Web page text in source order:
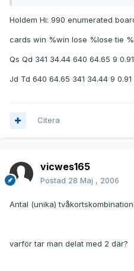
Holdem Hi: 990 enumerated
cards win %win lose %lose tie
Qs Qd 341 34.44 640 64.65 9
Jd Td 640 64.65 341 34.44 9 0.91
Citera
vicwes165
Postad 28 Maj , 2006
Antal (unika)
varför tar man delat med 2 där?